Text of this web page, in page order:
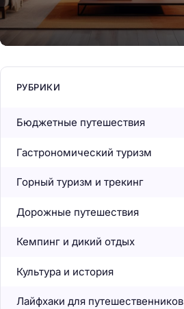
РУБРИКИ
Бюджетные путешествия
Гастрономический туризм
Горный туризм и трекинг
Дорожные путешествия
Кемпинг и дикий отдых
Культура и история
Лайфхаки для путешественников